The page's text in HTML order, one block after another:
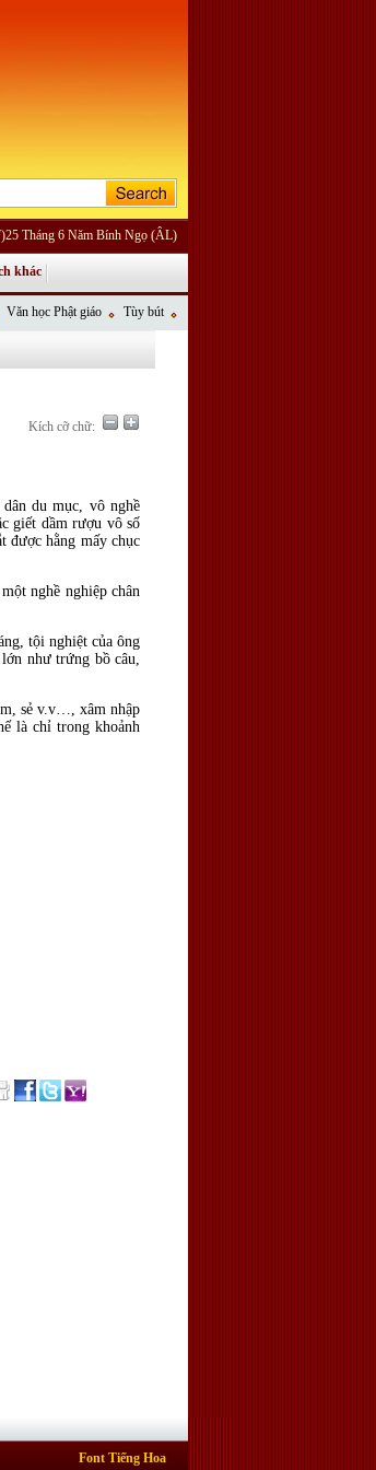
Tháng 6 Năm Bính Ngọ (ÂL)
Văn học Phật giáo
Tùy bút
khác
Kích cỡ chữ:
du mục, vô nghề
giết dầm rượu vô số
được hằng mấy chục
nghề nghiệp chân
tội nghiệt của ông
như trứng bồ câu,
sẻ v.v…, xâm nhập
là chỉ trong khoảnh
Font Tiếng Hoa